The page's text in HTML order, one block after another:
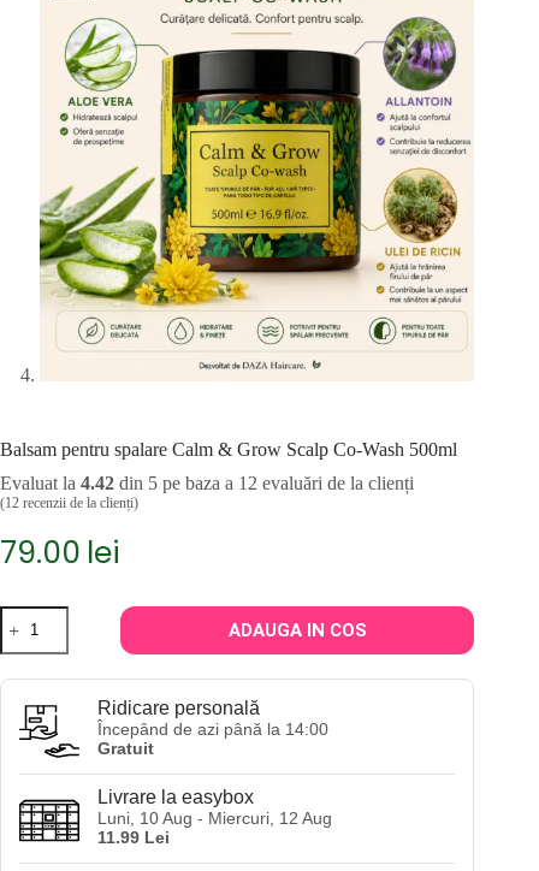
Balsam pentru spalare Calm & Grow Scalp Co-Wash 500ml
Evaluat la 4.42 din 5 pe baza a 12 evaluări de la clienți
(12 recenzii de la clienți)
79.00 lei
Cantitate
Balsam
pentru
spalare
Grow
Co-
Wash
500ml
ADAUGA IN COS
Ridicare personală
Începând de azi până la 14:00
Gratuit
Livrare la easybox
Luni, 10 Aug - Miercuri, 12 Aug
11.99 Lei